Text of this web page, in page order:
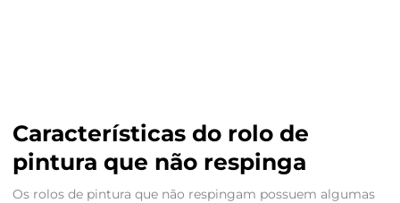
Características do rolo de
pintura que não respinga
Os rolos de pintura que não respingam possuem algumas